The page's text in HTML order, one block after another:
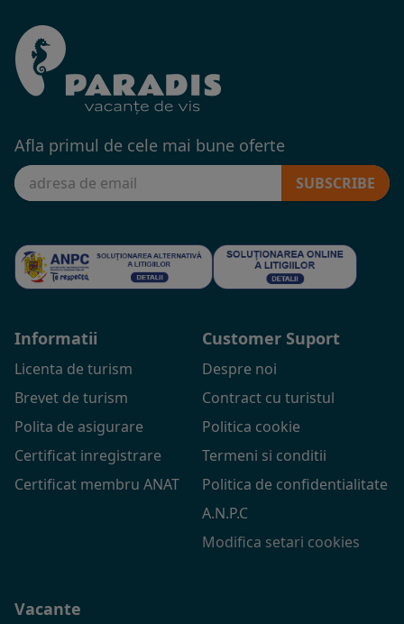
Afla primul de cele mai bune oferte
SUBSCRIBE
Informatii
Licenta de turism
Brevet de turism
Polita de asigurare
Certificat inregistrare
Certificat membru ANAT
Customer Suport
Despre noi
Contract cu turistul
Politica cookie
Termeni si conditii
Politica de confidentialitate
A.N.P.C
Modifica setari cookies
Vacante